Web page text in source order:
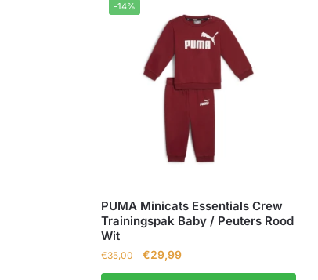
-14%
PUMA Minicats Essentials Crew
Trainingspak Baby / Peuters Rood
Wit
€35,00 €29,99